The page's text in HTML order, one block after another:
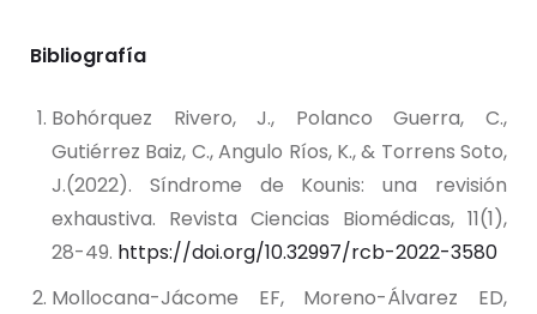
Bibliografía
Bohórquez Rivero, J., Polanco Guerra, C.,
Gutiérrez Baiz, C., Angulo Ríos, K., & Torrens Soto,
J.(2022). Síndrome de Kounis: una revisión
exhaustiva. Revista Ciencias Biomédicas, 11(1),
28-49. https://doi.org/10.32997/rcb-2022-3580
Mollocana-Jácome EF, Moreno-Álvarez ED,